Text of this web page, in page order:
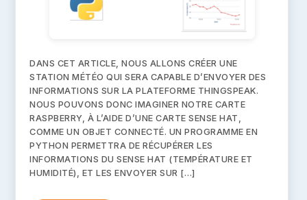
DANS CET ARTICLE, NOUS ALLONS CRÉER UNE
STATION MÉTÉO QUI SERA CAPABLE D’ENVOYER DES
INFORMATIONS SUR LA PLATEFORME THINGSPEAK.
NOUS POUVONS DONC IMAGINER NOTRE CARTE
RASPBERRY, À L’AIDE D’UNE CARTE SENSE HAT,
COMME UN OBJET CONNECTÉ. UN PROGRAMME EN
PYTHON PERMETTRA DE RÉCUPÉRER LES
INFORMATIONS DU SENSE HAT (TEMPÉRATURE ET
HUMIDITÉ), ET LES ENVOYER SUR […]